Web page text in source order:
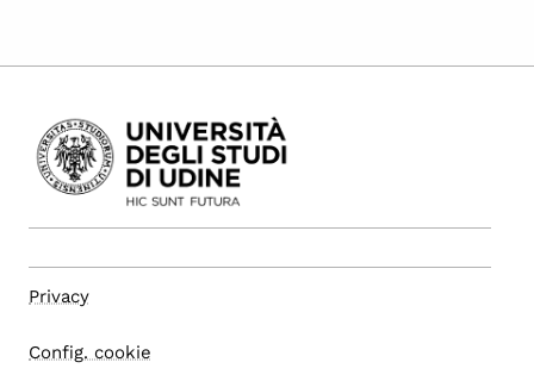
Privacy
Config. cookie